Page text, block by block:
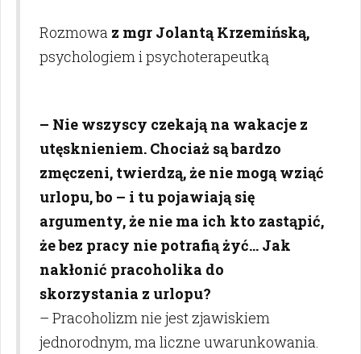
Rozmowa z mgr Jolantą Krzemińską,
psychologiem i psychoterapeutką
– Nie wszyscy czekają na wakacje z
utęsknieniem. Chociaż są bardzo
zmęczeni, twierdzą, że nie mogą wziąć
urlopu, bo – i tu pojawiają się
argumenty, że nie ma ich kto zastąpić,
że bez pracy nie potrafią żyć... Jak
nakłonić pracoholika do
skorzystania z urlopu?
– Pracoholizm nie jest zjawiskiem
jednorodnym, ma liczne uwarunkowania.